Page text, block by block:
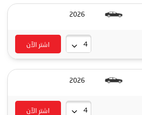
2026
اشتر الآن
2026
اشتر الآن